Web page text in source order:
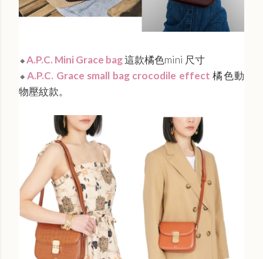
🔸 A.P.C. Mini Grace bag這款橘色mini 尺寸
🔸A.P.C. Grace small bag crocodile effect 橘色動
物壓紋款。